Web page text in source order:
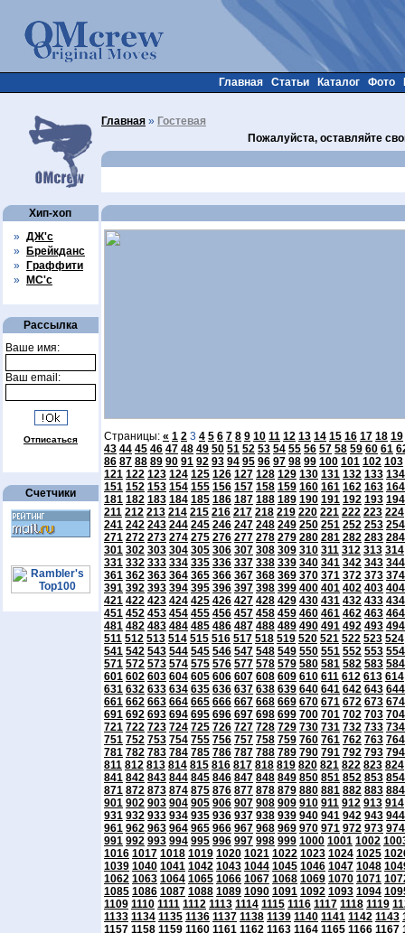
Хип-хоп
» ДЖ'с
»
Брейкданс
»
Граффити
»
МС'с
Рассылка
Ваше имя:
Ваш email:
Отписаться
Счетчики
Главная Статьи Каталог Фото
Главная » Гостевая
Пожалуйста, оставляйте
Страницы: « 1 2 3 4 5 6 7 8 9 10 11 12 13 14 15 16 17 18 19
43 44 45 46 47 48 49 50 51 52 53 54 55 56 57 58 59 60 61
86 87 88 89 90 91 92 93 94 95 96 97 98 99 100 101 102 103
121 122 123 124 125 126 127 128 129 130 131 132 133 134
151 152 153 154 155 156 157 158 159 160 161 162 163 164
181 182 183 184 185 186 187 188 189 190 191 192 193 194
211 212 213 214 215 216 217 218 219 220 221 222 223 224
241 242 243 244 245 246 247 248 249 250 251 252 253 254
271 272 273 274 275 276 277 278 279 280 281 282 283 284
301 302 303 304 305 306 307 308 309 310 311 312 313 314
331 332 333 334 335 336 337 338 339 340 341 342 343 344
361 362 363 364 365 366 367 368 369 370 371 372 373 374
391 392 393 394 395 396 397 398 399 400 401 402 403 404
421 422 423 424 425 426 427 428 429 430 431 432 433 434
451 452 453 454 455 456 457 458 459 460 461 462 463 464
481 482 483 484 485 486 487 488 489 490 491 492 493 494
511 512 513 514 515 516 517 518 519 520 521 522 523 524
541 542 543 544 545 546 547 548 549 550 551 552 553 554
571 572 573 574 575 576 577 578 579 580 581 582 583 584
601 602 603 604 605 606 607 608 609 610 611 612 613 614
631 632 633 634 635 636 637 638 639 640 641 642 643 644
661 662 663 664 665 666 667 668 669 670 671 672 673 674
691 692 693 694 695 696 697 698 699 700 701 702 703 704
721 722 723 724 725 726 727 728 729 730 731 732 733 734
751 752 753 754 755 756 757 758 759 760 761 762 763 764
781 782 783 784 785 786 787 788 789 790 791 792 793 794
811 812 813 814 815 816 817 818 819 820 821 822 823 824
841 842 843 844 845 846 847 848 849 850 851 852 853 854
871 872 873 874 875 876 877 878 879 880 881 882 883 884
901 902 903 904 905 906 907 908 909 910 911 912 913 914
931 932 933 934 935 936 937 938 939 940 941 942 943 944
961 962 963 964 965 966 967 968 969 970 971 972 973 974
991 992 993 994 995 996 997 998 999 1000 1001 1002
1016 1017 1018 1019 1020 1021 1022 1023 1024 1025
1039 1040 1041 1042 1043 1044 1045 1046 1047 1048
1062 1063 1064 1065 1066 1067 1068 1069 1070 1071
1085 1086 1087 1088 1089 1090 1091 1092 1093 1094
1109 1110 1111 1112 1113 1114 1115 1116 1117 1118 1119
1133 1134 1135 1136 1137 1138 1139 1140 1141 1142 1143
1157 1158 1159 1160 1161 1162 1163 1164 1165 1166 1167